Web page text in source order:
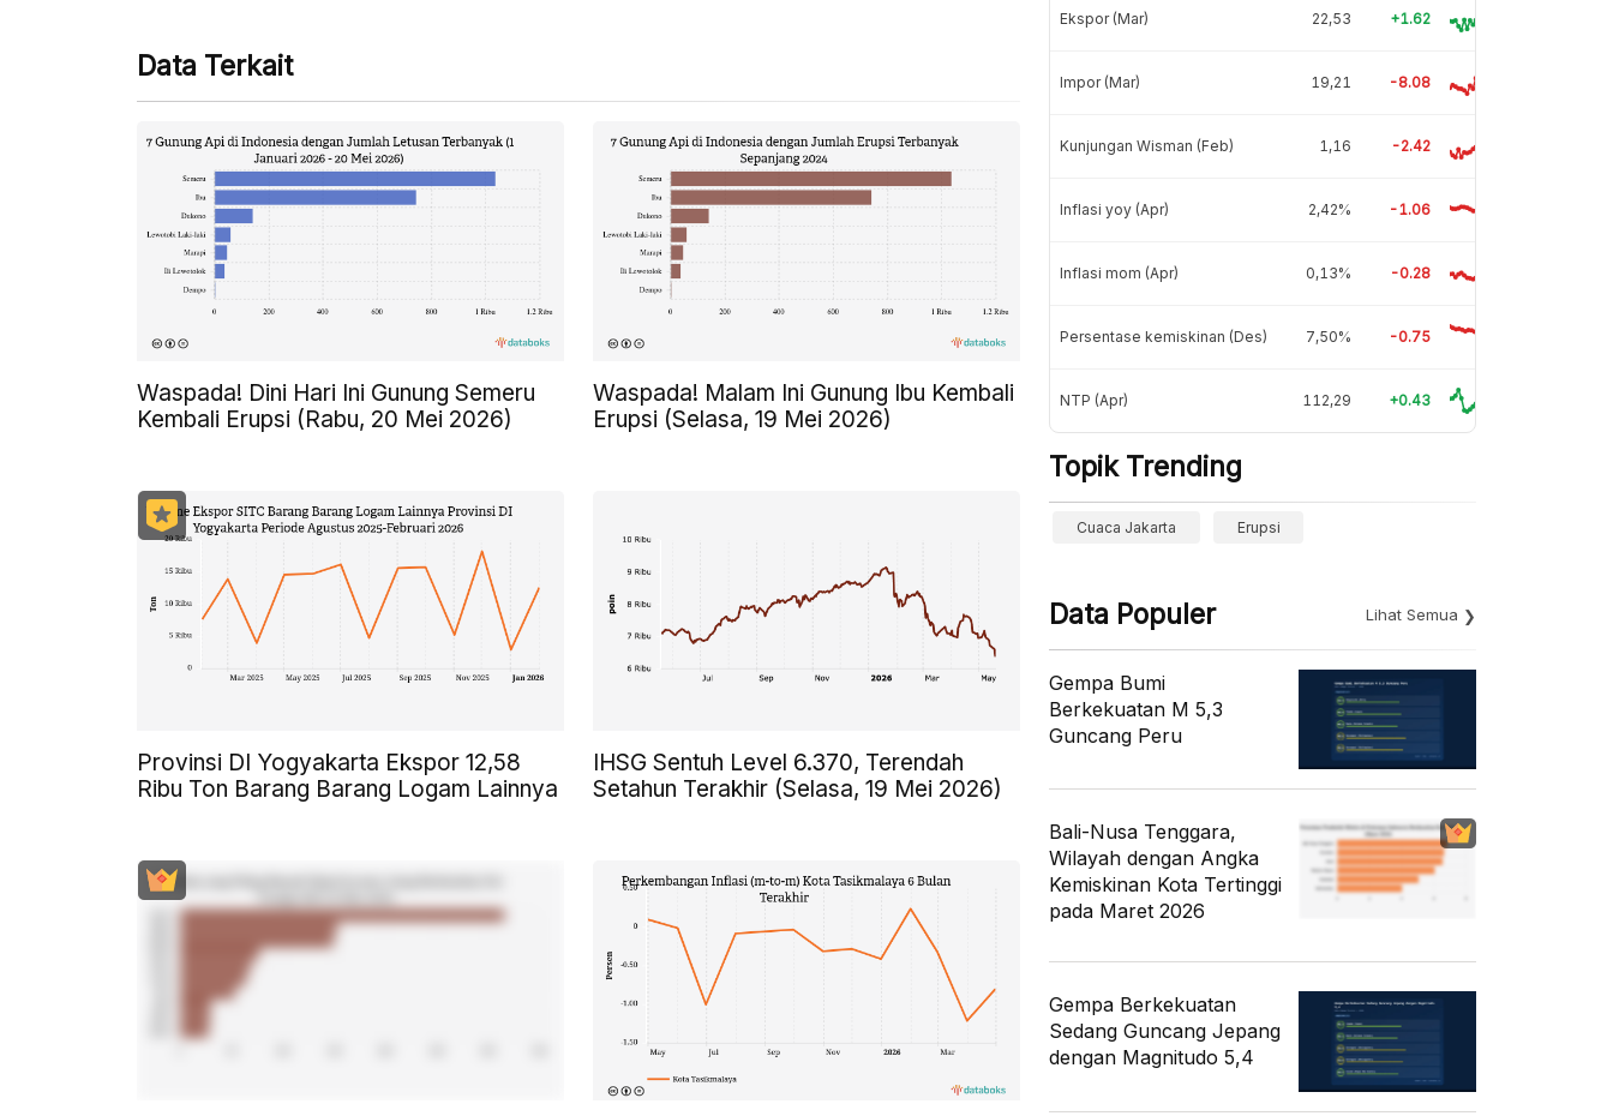
Data Terkait
Waspada! Dini Hari Ini Gunung Semeru
Kembali Erupsi (Rabu, 20 Mei 2026)
Waspada! Malam Ini Gunung Ibu Kembali
Erupsi (Selasa, 19 Mei 2026)
Provinsi DI Yogyakarta Ekspor 12,58
Ribu Ton Barang Barang Logam Lainnya
IHSG Sentuh Level 6.370, Terendah
Setahun Terakhir (Selasa, 19 Mei 2026)
Ekspor (Mar) 22,53 +1.62
Impor (Mar) 19,21 -8.08
Kunjungan Wisman (Feb) 1,16 -2.42
Inflasi yoy (Apr) 2,42% -1.06
Inflasi mom (Apr) 0,13% -0.28
Persentase kemiskinan (Des) 7,50% -0.75
NTP (Apr) 112,29 +0.43
Topik Trending
Cuaca Jakarta Erupsi
Data Populer Lihat Semua
Gempa Bumi
Berkekuatan M 5,3
Guncang Peru
Bali-Nusa Tenggara,
Wilayah dengan Angka
Kemiskinan Kota Tertinggi
pada Maret 2026
Gempa Berkekuatan
Sedang Guncang Jepang
dengan Magnitudo 5,4